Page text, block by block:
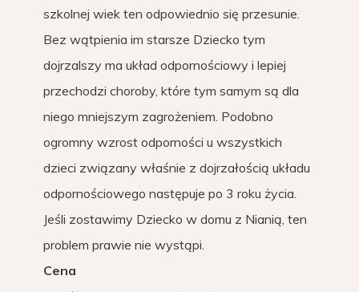
szkolnej wiek ten odpowiednio się przesunie.
Bez wątpienia im starsze Dziecko tym
dojrzalszy ma układ odpornościowy i lepiej
przechodzi choroby, które tym samym są dla
niego mniejszym zagrożeniem. Podobno
ogromny wzrost odporności u wszystkich
dzieci związany właśnie z dojrzałością układu
odpornościowego następuje po 3 roku życia.
Jeśli zostawimy Dziecko w domu z Nianią, ten
problem prawie nie wystąpi.
Cena